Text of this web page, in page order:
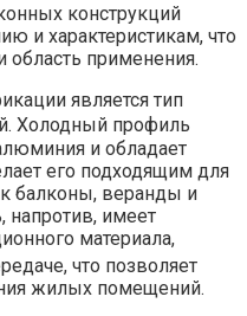
конструкций
и характеристикам, что
область применения.
является тип
Холодный профиль
и обладает
его подходящим для
балконы, веранды и
имеет
материала,
что позволяет
жилых помещений.